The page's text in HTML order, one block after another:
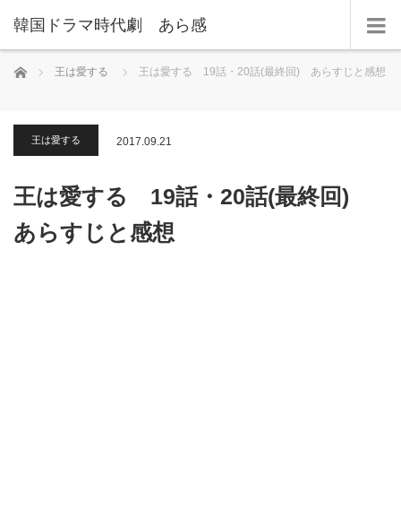
韓国ドラマ時代劇 あら感
ホーム 王は愛する 王は愛する 19話・20話(最終回) あらすじと感想
王は愛する 2017.09.21
王は愛する 19話・20話(最終回)
あらすじと感想